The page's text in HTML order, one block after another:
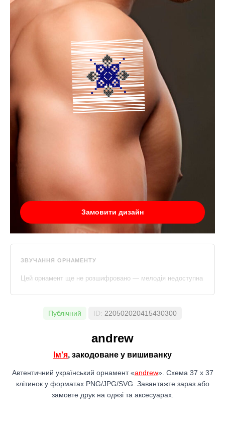
Замовити дизайн
ЗВУЧАННЯ ОРНАМЕНТУ
Цей орнамент ще не розшифровано — мелодія недоступна
Публічний ID: 220502020415430300
andrew
Ім'я, закодоване у вишиванку
Автентичний український орнамент «andrew». Схема 37 x 37
клітинок у форматах PNG/JPG/SVG. Завантажте зараз або
замовте друк на одязі та аксесуарах.